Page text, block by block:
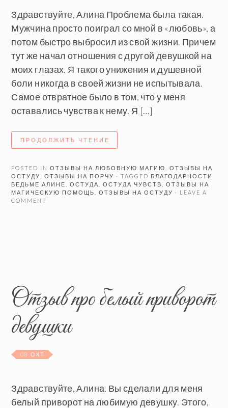
Здравствуйте, Алина Проблема была такая.
Мужчина просто поиграл со мной в «любовь», а
потом быстро выбросил из свой жизни. Причем
тут же начал отношения с другой девушкой на
моих глазах. Я такого унижения и душевной
боли никогда в своей жизни не испытывала.
Самое отвратное было в том, что у меня
оставались чувства к нему. Я […]
ПРОДОЛЖИТЬ ЧТЕНИЕ
POSTED INОТЗЫВЫ НА ЛЮБОВНУЮ МАГИЮ ,ОТЗЫВЫ НА
ОСТУДУ
,ОТЗЫВЫ НА ПОРЧУ · TAGGED БЛАГОДАРНОСТИ
ВЕДЬМЕ АЛИНЕ
,ОСТУДА ,ОСТУДА ЧУВСТВ ,ОТЗЫВЫ НА
МАГИЧЕСКУЮ ПОМОЩЬ
,ОТЗЫВЫ НА ОСТУДУ · LEAVE A
COMMENT
Отзыв про белый приворот
девушки
08 ОКТ
Здравствуйте, Алина. Вы сделали для меня
белый приворот на любимую девушку. Этого,